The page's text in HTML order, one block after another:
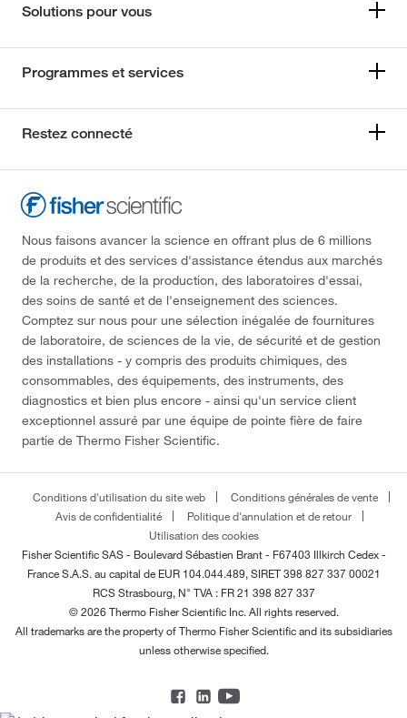
Solutions pour vous
Programmes et services
Restez connecté
Nous faisons avancer la science en offrant plus de 6 millions
de produits et des services d'assistance étendus aux marchés
de la recherche, de la production, des laboratoires d'essai,
des soins de santé et de l'enseignement des sciences.
Comptez sur nous pour une sélection inégalée de fournitures
de laboratoire, de sciences de la vie, de sécurité et de gestion
des installations - y compris des produits chimiques, des
consommables, des équipements, des instruments, des
diagnostics et bien plus encore - ainsi qu'un service client
exceptionnel assuré par une équipe de pointe fière de faire
partie de Thermo Fisher Scientific.
Conditions d'utilisation du site web
Conditions générales de vente
Avis de confidentialité
Politique d'annulation et de retour
Utilisation des cookies
Fisher Scientific SAS - Boulevard Sébastien Brant - F67403 Illkirch Cedex -
FranceS.A.S. au capital de EUR 104.044.489, SIRET 398 827 337 00021
RCS Strasbourg, N° TVA : FR 21 398 827 337
© 2026 Thermo Fisher Scientific Inc. All rights reserved.
All trademarks are the property of Thermo Fisher Scientific and its subsidiaries
unless otherwise specified.